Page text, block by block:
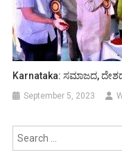
Karnataka: ಸಮಾಜದ,
September 5, 2023